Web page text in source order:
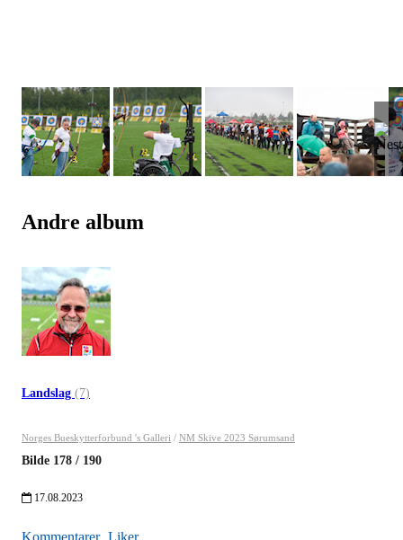
Andre album
Landslag (7)
Norges Bueskytterforbund 's Galleri / NM Skive 2023 Sørumsand
Bilde 178 / 190
17.08.2023
Kommentarer Liker